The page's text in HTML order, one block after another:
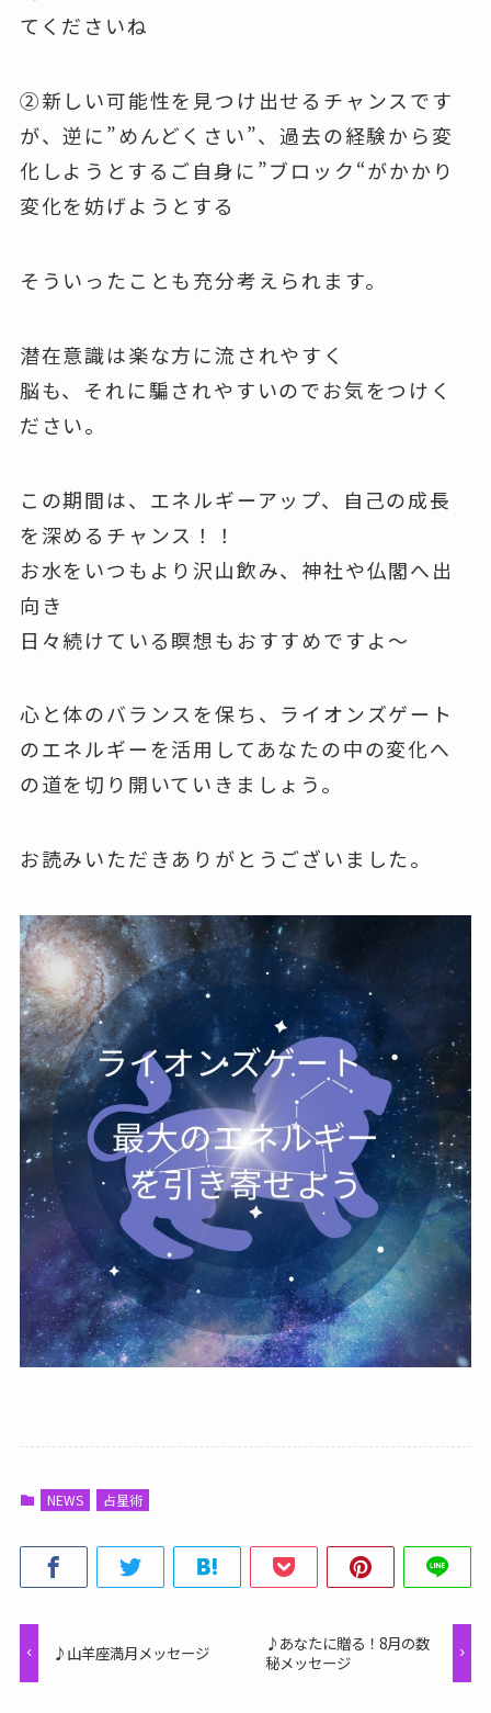
てくださいね
②新しい可能性を見つけ出せるチャンスです
が、逆に”めんどくさい”、過去の経験から変
化しようとするご自身に”ブロック“がかかり
変化を妨げようとする
そういったことも充分考えられます。
潜在意識は楽な方に流されやすく
脳も、それに騙されやすいのでお気をつけく
ださい。
この期間は、エネルギーアップ、自己の成長
を深めるチャンス！！
お水をいつもより沢山飲み、神社や仏閣へ出
向き
日々続けている瞑想もおすすめですよ～
心と体のバランスを保ち、ライオンズゲート
のエネルギーを活用してあなたの中の変化へ
の道を切り開いていきましょう。
お読みいただきありがとうございました。
NEWS 占星術
♪山羊座満月メッセージ
♪あなたに贈る！8月の数
秘メッセージ